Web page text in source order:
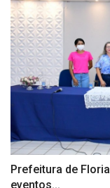
Prefeitura de
eventos...